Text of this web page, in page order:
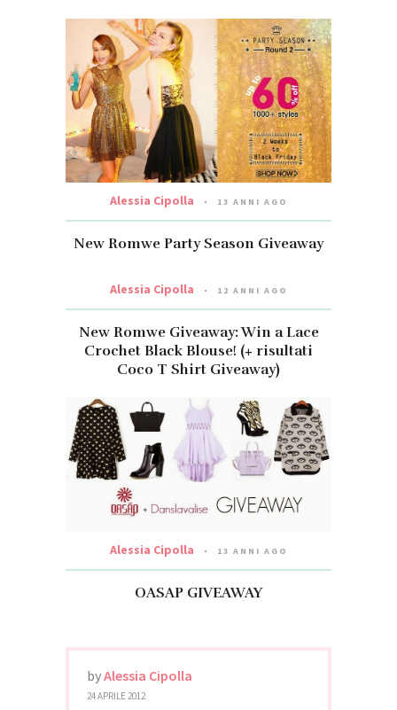
Alessia Cipolla 13 ANNI AGO
New Romwe Party Season Giveaway
Alessia Cipolla 12 ANNI AGO
New Romwe Giveaway: Win a Lace
Crochet Black Blouse! (+ risultati
Coco T Shirt Giveaway)
Alessia Cipolla 13 ANNI AGO
OASAP GIVEAWAY
byAlessia Cipolla
24 APRILE 2012